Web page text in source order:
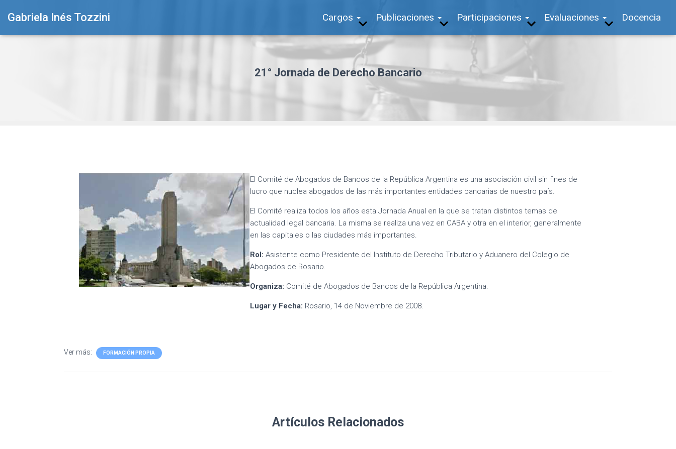
Gabriela Inés Tozzini Cargos Publicaciones Participaciones Evaluaciones Docencia
21° Jornada de Derecho Bancario
El Comité de Abogados de Bancos de la República Argentina es una asociación civil sin fines de
lucro que nuclea abogados de las más importantes entidades bancarias de nuestro país.
El Comité realiza todos los años esta Jornada Anual en la que se tratan distintos temas de
actualidad legal bancaria. La misma se realiza una vez en CABA y otra en el interior, generalmente
en las capitales o las ciudades más importantes.
Rol: Asistente como Presidente del Instituto de Derecho Tributario y Aduanero del Colegio de
Abogados de Rosario.
Organiza: Comité de Abogados de Bancos de la República Argentina.
Lugar y Fecha: Rosario, 14 de Noviembre de 2008.
Ver más: FORMACIÓN PROPIA
Artículos Relacionados